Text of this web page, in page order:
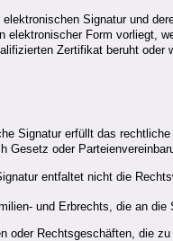
Signatur und
elektronischer Form vorliegt,
Zertifikat beruht oder
Signatur erfüllt das
Gesetz oder
entfaltet nicht die
und Erbrechts, die an
oder Rechtsgeschäften, die